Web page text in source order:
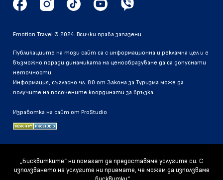
Emotion Travel © 2024. Всички права запазени
Публикациите на този сайт са с информационна и рекламна цел и е
възможно поради динамиката на ценообразуване да са допуснати
неточности.
Информация, съгласно чл. 80 от Закона за Туризма може да
получите на посочените координати за връзка.
Изработка на сайт от ProStudio
„Бисквитките“ ни помагат да предоставяме услугите си. С
използването на услугите ни приемате, че можем да използваме